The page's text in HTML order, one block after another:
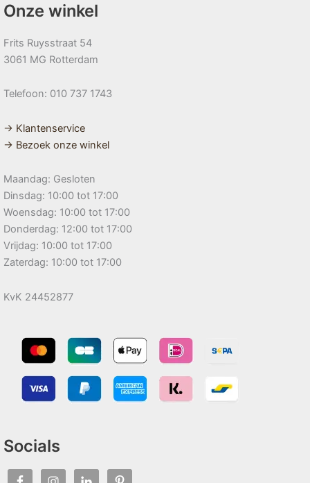
Onze winkel
Frits Ruysstraat 54
3061 MG Rotterdam
Telefoon: 010 737 1743
→ Klantenservice
→ Bezoek onze winkel
Maandag: Gesloten
Dinsdag: 10:00 tot 17:00
Woensdag: 10:00 tot 17:00
Donderdag: 12:00 tot 17:00
Vrijdag: 10:00 tot 17:00
Zaterdag: 10:00 tot 17:00
KvK 24452877
Socials